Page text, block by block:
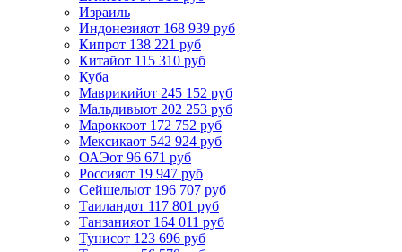
Израиль
Индонезияот 168 939 руб
Кипрот 138 221 руб
Китайот 115 310 руб
Куба
Маврикийот 245 152 руб
Мальдивыот 202 253 руб
Мароккоот 172 752 руб
Мексикаот 542 924 руб
ОАЭот 96 671 руб
Россияот 19 947 руб
Сейшелыот 196 707 руб
Таиландот 117 801 руб
Танзанияот 164 011 руб
Тунисот 123 696 руб